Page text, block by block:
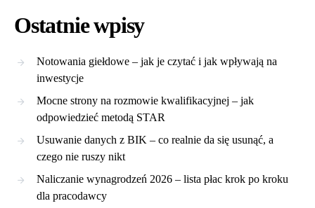
Ostatnie wpisy
Notowania giełdowe – jak je czytać i jak wpływają na
inwestycje
Mocne strony na rozmowie kwalifikacyjnej – jak
odpowiedzieć metodą STAR
Usuwanie danych z BIK – co realnie da się usunąć, a
czego nie ruszy nikt
Naliczanie wynagrodzeń 2026 – lista płac krok po kroku
dla pracodawcy